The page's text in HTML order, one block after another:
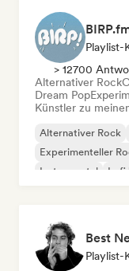
Playlist-
> 12700
Alternativer Rock
Dream Pop
Künstler zu
Alternativer Rock
Experimenteller
Instrumental
Lofi
Best
Playlist-